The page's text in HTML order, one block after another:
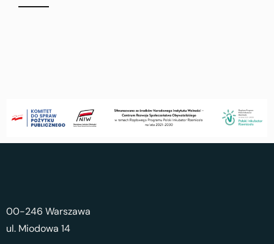
00-246 Warszawa
ul. Miodowa 14